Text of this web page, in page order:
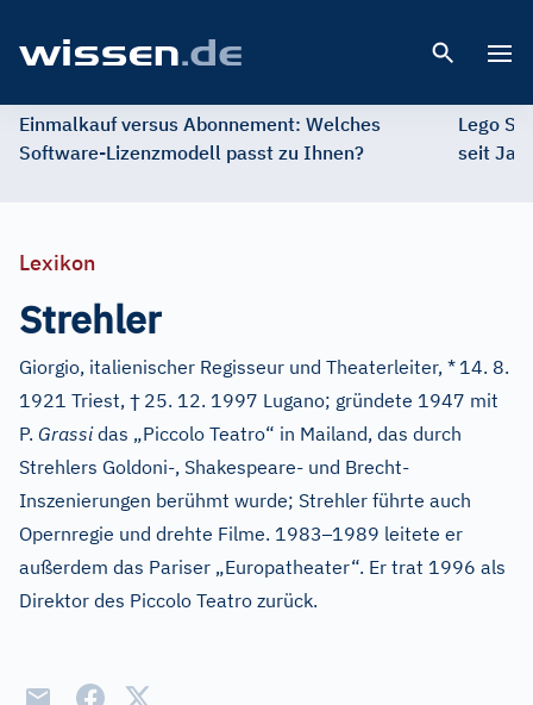
Einmalkauf versus Abonnement: Welches
Software-Lizenzmodell passt zu Ihnen?
Lego
seit
Lexikon
Strehler
Giorgio, italienischer Regisseur und Theaterleiter, * 14. 8.
1921 Triest, † 25. 12. 1997 Lugano; gründete 1947 mit
P. Grassidas „Piccolo Teatro“ in Mailand, das durch
Strehlers Goldoni-, Shakespeare- und Brecht-
Inszenierungen berühmt wurde; Strehler führte auch
Opernregie und drehte Filme. 1983–1989 leitete er
außerdem das Pariser „Europatheater“. Er trat 1996 als
Direktor des Piccolo Teatro zurück.